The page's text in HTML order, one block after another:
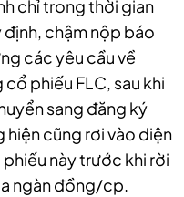
chỉ trong thời gian
chậm nộp báo
các yêu cầu về
phiếu FLC, sau khi
sang đăng ký
hiện cũng rơi vào diện
này trước khi rời
ngàn đồng/cp.